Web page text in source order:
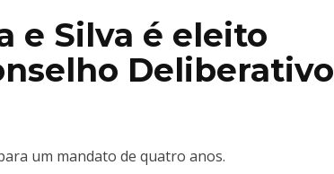
e Silva é eleito
um mandato de quatro anos.